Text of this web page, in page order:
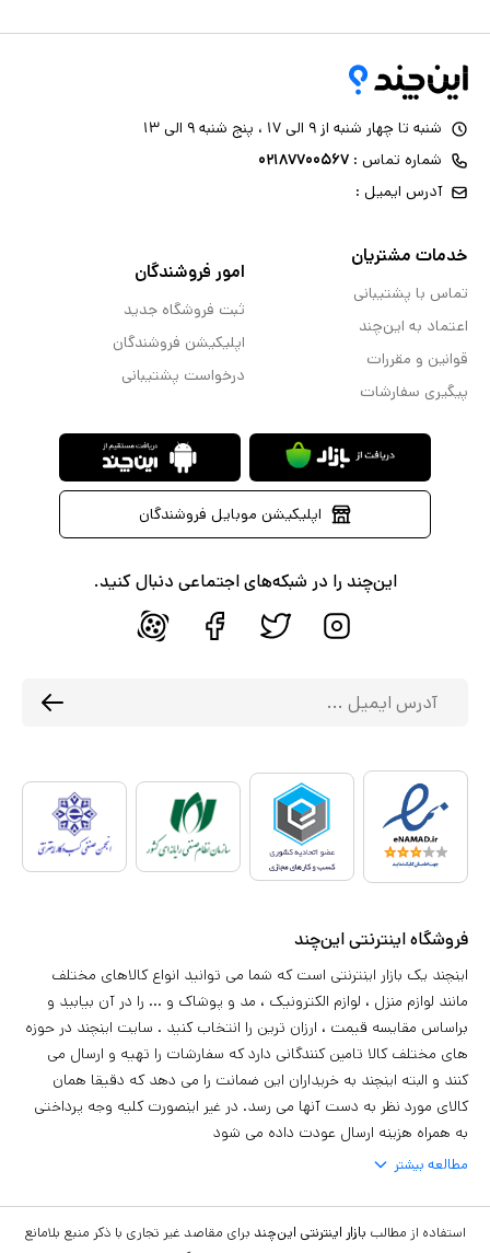
شنبه تا چهار شنبه از ۹ الی ۱۷ ، پنج شنبه ۹ الی ۱۳
شماره تماس : ۰۲۱۸۷۷۰۰۵۶۷
آدرس ایمیل :
خدمات مشتریان
تماس با پشتیبانی
اعتماد به این‌چند
قوانین و مقررات
پیگیری سفارشات
امور فروشندگان
ثبت فروشگاه جدید
اپلیکیشن فروشندگان
درخواست پشتیبانی
اپلیکیشن موبایل فروشندگان
این‌چند را در شبکه‌های اجتماعی دنبال کنید.
فروشگاه اینترنتی این‌چند
اینچند یک بازار اینترنتی است که شما می توانید انواع کالاهای مختلف
مانند لوازم منزل ، لوازم الکترونیک ، مد و پوشاک و ... را در آن بیابید و
براساس مقایسه قیمت ، ارزان ترین را انتخاب کنید . سایت اینچند در حوزه
های مختلف کالا تامین کنندگانی دارد که سفارشات را تهیه و ارسال می
کنند و البته اینچند به خریداران این ضمانت را می دهد که دقیقا همان
کالای مورد نظر به دست آنها می رسد. در غیر اینصورت کلیه وجه پرداختی
به همراه هزینه ارسال عودت داده می شود
مطالعه بیشتر
استفاده از مطالب بازار اینترنتی این‌چند برای مقاصد غیر تجاری با ذکر منبع بلامانع